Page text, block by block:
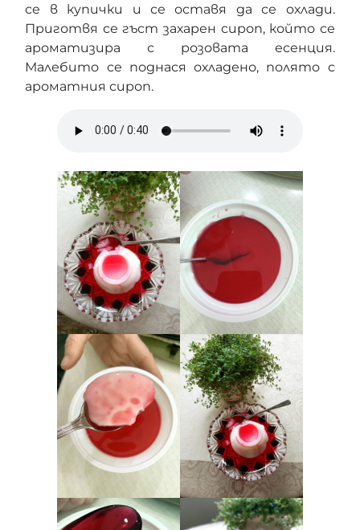
се в купички и се оставя да се охлади.
Приготвя се гъст захарен сироп, който се
ароматизира с розовата есенция.
Малебито се поднася охладено, полято с
ароматния сироп.